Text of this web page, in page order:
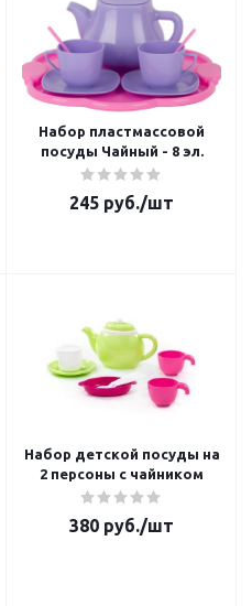
Набор пластмассовой
посуды Чайный - 8 эл.
245 руб./шт
Набор детской посуды на
2 персоны с чайником
380 руб./шт